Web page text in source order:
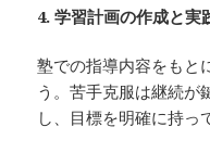
4. 学習計画の作成と実
塾での指導内容をもと
う。苦手克服は継続が
し、目標を明確に持っ